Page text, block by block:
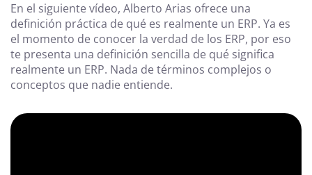
En el siguiente vídeo, Alberto Arias ofrece una
definición práctica de qué es realmente un ERP. Ya es
el momento de conocer la verdad de los ERP, por eso
te presenta una definición sencilla de qué significa
realmente un ERP. Nada de términos complejos o
conceptos que nadie entiende.